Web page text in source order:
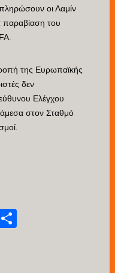
οι Λαμίν
παραβίαση του
της Ευρωπαϊκής
δεν
Ελέγχου
στον Σταθμό
Email